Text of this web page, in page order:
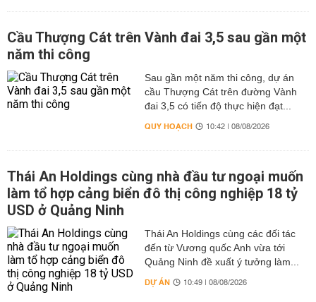
Cầu Thượng Cát trên Vành đai 3,5 sau gần một
năm thi công
Sau gần một năm thi công, dự án
cầu Thượng Cát trên đường Vành
đai 3,5 có tiến độ thực hiện đạt...
QUY HOẠCH 10:42 | 08/08/2026
Thái An Holdings cùng nhà đầu tư ngoại muốn
làm tổ hợp cảng biển đô thị công nghiệp 18 tỷ
USD ở Quảng Ninh
Thái An Holdings cùng các đối tác
đến từ Vương quốc Anh vừa tới
Quảng Ninh đề xuất ý tưởng làm...
DỰ ÁN 10:49 | 08/08/2026